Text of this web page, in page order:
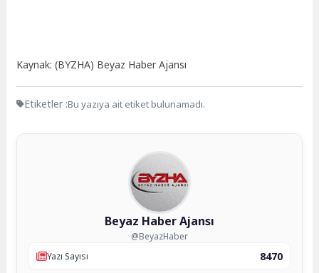
Kaynak: (BYZHA) Beyaz Haber Ajansı
Etiketler :Bu yazıya ait etiket bulunamadı.
Beyaz Haber Ajansı
@BeyazHaber
Yazı Sayısı
8470